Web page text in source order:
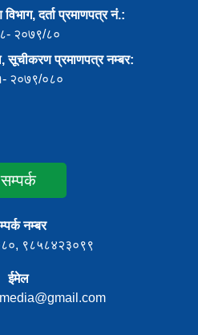
दर्ता प्रमाणपत्र नं.:
२०७९/८०
सूचीकरण प्रमाणपत्र नम्बर:
२०७९/०८०
सम्पर्क
नम्बर
९८५८४२३०९९
ईमेल